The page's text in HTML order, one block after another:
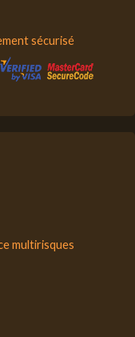
sécurisé
multirisques